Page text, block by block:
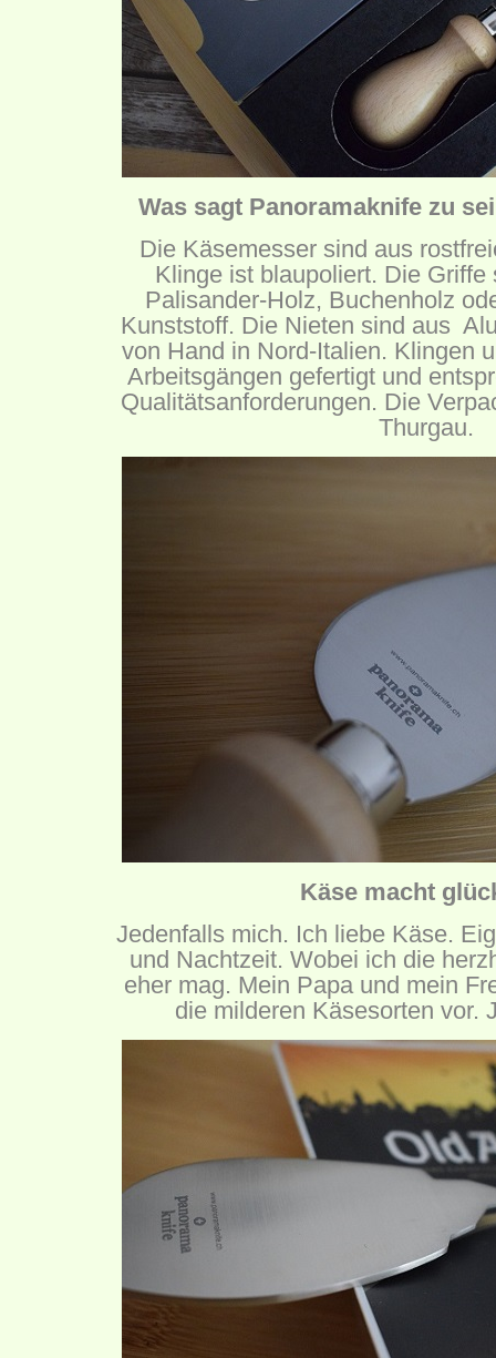
Was sagt Panoramaknife zu
Die Käsemesser sind aus
Klinge ist blaupoliert. Die Griffe
Palisander-Holz, Buchenholz
Kunststoff. Die Nieten sind aus
von Hand in Nord-Italien. Klingen
Arbeitsgängen gefertigt und
Qualitätsanforderungen. Die
Thurgau.
Käse macht
Jedenfalls mich. Ich liebe Käse.
und Nachtzeit. Wobei ich die
eher mag. Mein Papa und mein
die milderen Käsesorten vor.